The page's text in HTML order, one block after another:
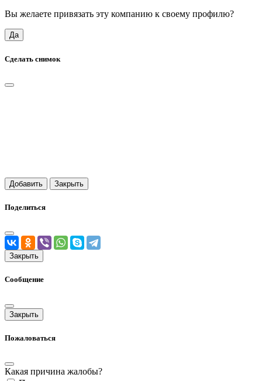
Вы желаете привязать эту компанию к своему профилю?
Да
Сделать снимок
Добавить Закрыть
Поделиться
Закрыть
Сообщение
Закрыть
Пожаловаться
Какая причина жалобы?